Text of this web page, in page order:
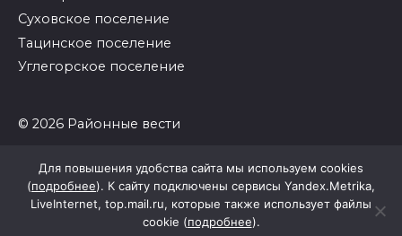
Суховское поселение
Тацинское поселение
Углегорское поселение
© 2026 Районные вести
Для повышения удобства сайта мы используем cookies
(подробнее). К сайту подключены сервисы Yandex.Metrika,
LiveInternet, top.mail.ru, которые также использует файлы
cookie (подробнее).